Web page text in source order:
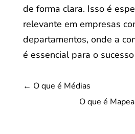
de forma clara. Isso é
relevante em empresas
departamentos, onde a
é essencial para o
← O que é Médias
O que é